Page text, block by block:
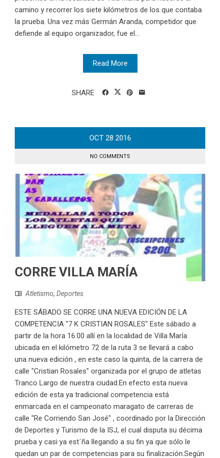
camino y recorrer los siete kilómetros de los que contaba
la prueba. Una vez más Germán Aranda, competidor que
defiende al equipo organizador, fue el...
Read More
SHARE
OCT 28 2016
NO COMMENTS
CORRE VILLA MARÍA
Atletismo, Deportes
ESTE SÁBADO SE CORRE UNA NUEVA EDICIÓN DE LA
COMPETENCIA "7 K CRISTIAN ROSALES" Este sábado a
partir de la hora 16.00 allí en la localidad de Villa María
ubicada en el kilómetro 72 de la ruta 3 se llevará a cabo
una nueva edición , en este caso la quinta, de la carrera de
calle "Cristian Rosales" organizada por el grupo de atletas
Tranco Largo de nuestra ciudad.En efecto esta nueva
edición de esta ya tradicional competencia está
enmarcada en el campeonato maragato de carreras de
calle "Re Corriendo San José" , coordinado por la Dirección
de Deportes y Turismo de la ISJ, el cual disputa su décima
prueba y casi ya est´ña llegando a su fin ya que sólo le
quedan un par de competencias para su finalización.Según